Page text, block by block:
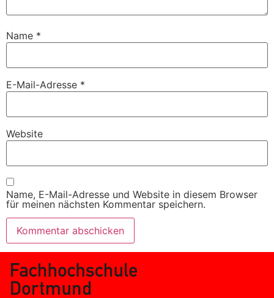
Name *
E-Mail-Adresse *
Website
Name, E-Mail-Adresse und Website in diesem Browser
für meinen nächsten Kommentar speichern.